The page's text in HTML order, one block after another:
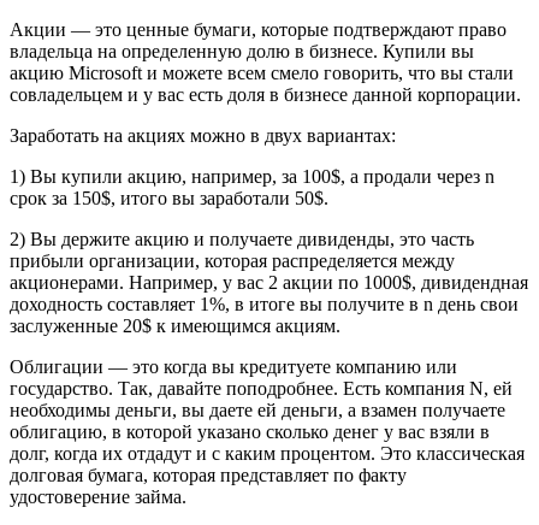
Акции — это ценные бумаги, которые подтверждают право
владельца на определенную долю в бизнесе. Купили вы
акцию Microsoft и можете всем смело говорить, что вы стали
совладельцем и у вас есть доля в бизнесе данной корпорации.
Заработать на акциях можно в двух вариантах:
1) Вы купили акцию, например, за 100$, а продали через n
срок за 150$, итого вы заработали 50$.
2) Вы держите акцию и получаете дивиденды, это часть
прибыли организации, которая распределяется между
акционерами. Например, у вас 2 акции по 1000$, дивидендная
доходность составляет 1%, в итоге вы получите в n день свои
заслуженные 20$ к имеющимся акциям.
Облигации — это когда вы кредитуете компанию или
государство. Так, давайте поподробнее. Есть компания N, ей
необходимы деньги, вы даете ей деньги, а взамен получаете
облигацию, в которой указано сколько денег у вас взяли в
долг, когда их отдадут и с каким процентом. Это классическая
долговая бумага, которая представляет по факту
удостоверение займа.